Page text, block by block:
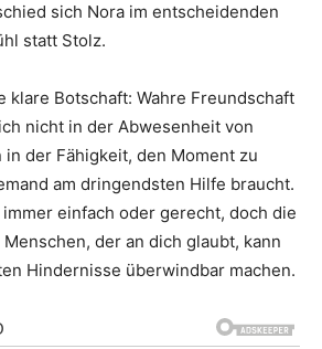
sich Nora im entscheidenden
statt Stolz.
klare Botschaft: Wahre Freundschaft
nicht in der Abwesenheit von
der Fähigkeit, den Moment zu
am dringendsten Hilfe braucht.
einfach oder gerecht, doch die
der an dich glaubt, kann
Hindernisse überwindbar machen.